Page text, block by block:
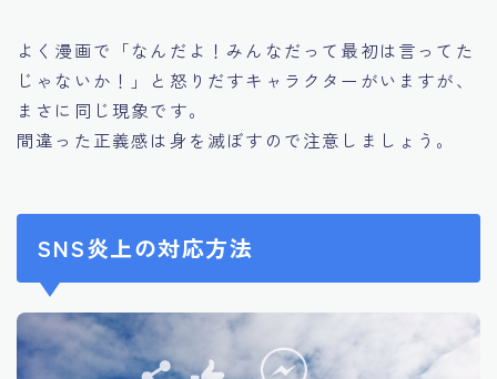
よく漫画で「なんだよ！みんなだって最初は言ってた
じゃないか！」と怒りだすキャラクターがいますが、
まさに同じ現象です。
間違った正義感は身を滅ぼすので注意しましょう。
SNS炎上の対応方法